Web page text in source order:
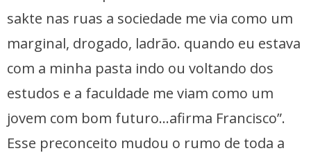
sakte nas ruas a sociedade me via como um
marginal, drogado, ladrão. quando eu estava
com a minha pasta indo ou voltando dos
estudos e a faculdade me viam como um
jovem com bom futuro…afirma Francisco”.
Esse preconceito mudou o rumo de toda a